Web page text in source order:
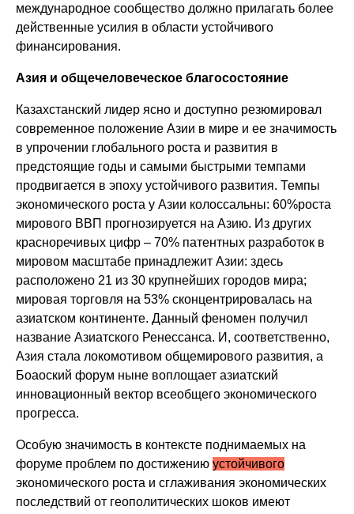
международное сообщество должно прилагать более
действенные усилия в области устойчивого
финансирования.
Азия и общечеловеческое благосостояние
Казахстанский лидер ясно и доступно резюмировал
современное положение Азии в мире и ее значимость
в упрочении глобального роста и развития в
предстоящие годы и самыми быстрыми темпами
продвигается в эпоху устойчивого развития. Темпы
экономического роста у Азии колоссальны: 60%роста
мирового ВВП прогнозируется на Азию. Из других
красноречивых цифр – 70% патентных разработок в
мировом масштабе принадлежит Азии: здесь
расположено 21 из 30 крупнейших городов мира;
мировая торговля на 53% сконцентрировалась на
азиатском континенте. Данный феномен получил
название Азиатского Ренессанса. И, соответственно,
Азия стала локомотивом общемирового развития, а
Боаоский форум ныне воплощает азиатский
инновационный вектор всеобщего экономического
прогресса.
Особую значимость в контексте поднимаемых на
форуме проблем по достижениюустойчивого
экономического роста и сглаживания экономических
последствий от геополитических шоков имеют